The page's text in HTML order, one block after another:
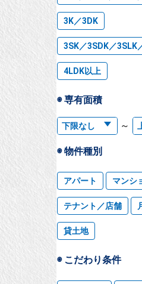
3K／3DK
3SK／3SDK／3SLK
4LDK以上
◉ 専有面積
～
◉ 物件種別
アパート マンシ
テナント／店舗
貸土地
◉ こだわり条件